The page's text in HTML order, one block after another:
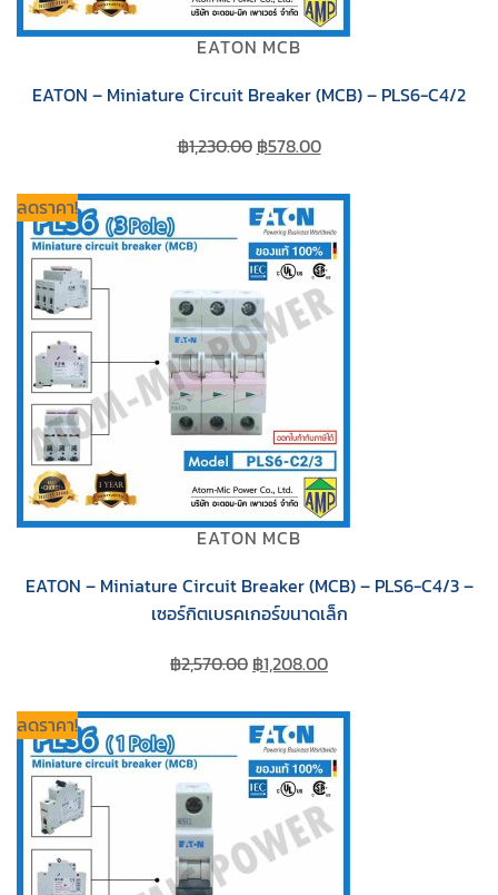
EATON MCB
EATON – Miniature Circuit Breaker (MCB) – PLS6-C4/2
฿1,230.00 Original
was:
฿1,230.00.
฿578.00Current
is:
฿578.00.
ลดราคา!
EATON MCB
EATON – Miniature Circuit Breaker (MCB) – PLS6-C4/3 –
เซอร์กิตเบรคเกอร์ขนาดเล็ก
฿2,570.00 Original
was:
฿2,570.00.
฿1,208.00Current
is:
฿1,208.00.
ลดราคา!